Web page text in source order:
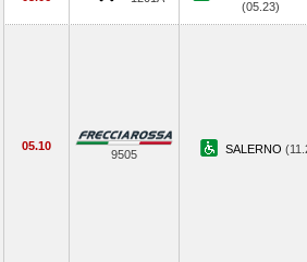
(05.23)
05.10
9505 SALERNO